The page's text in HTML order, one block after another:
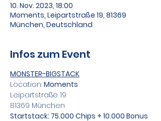
10. Nov. 2023, 18:00
Moments, Leipartstraße 19, 81369
München, Deutschland
Infos zum Event
MONSTER-BIGSTACK
Location: Moments
Leipartstraße 19
81369 München
Startstack: 75.000 Chips + 10.000 Bonus